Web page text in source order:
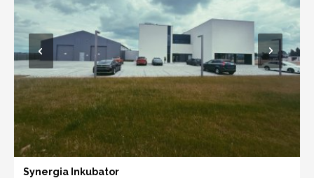
Synergia Inkubator